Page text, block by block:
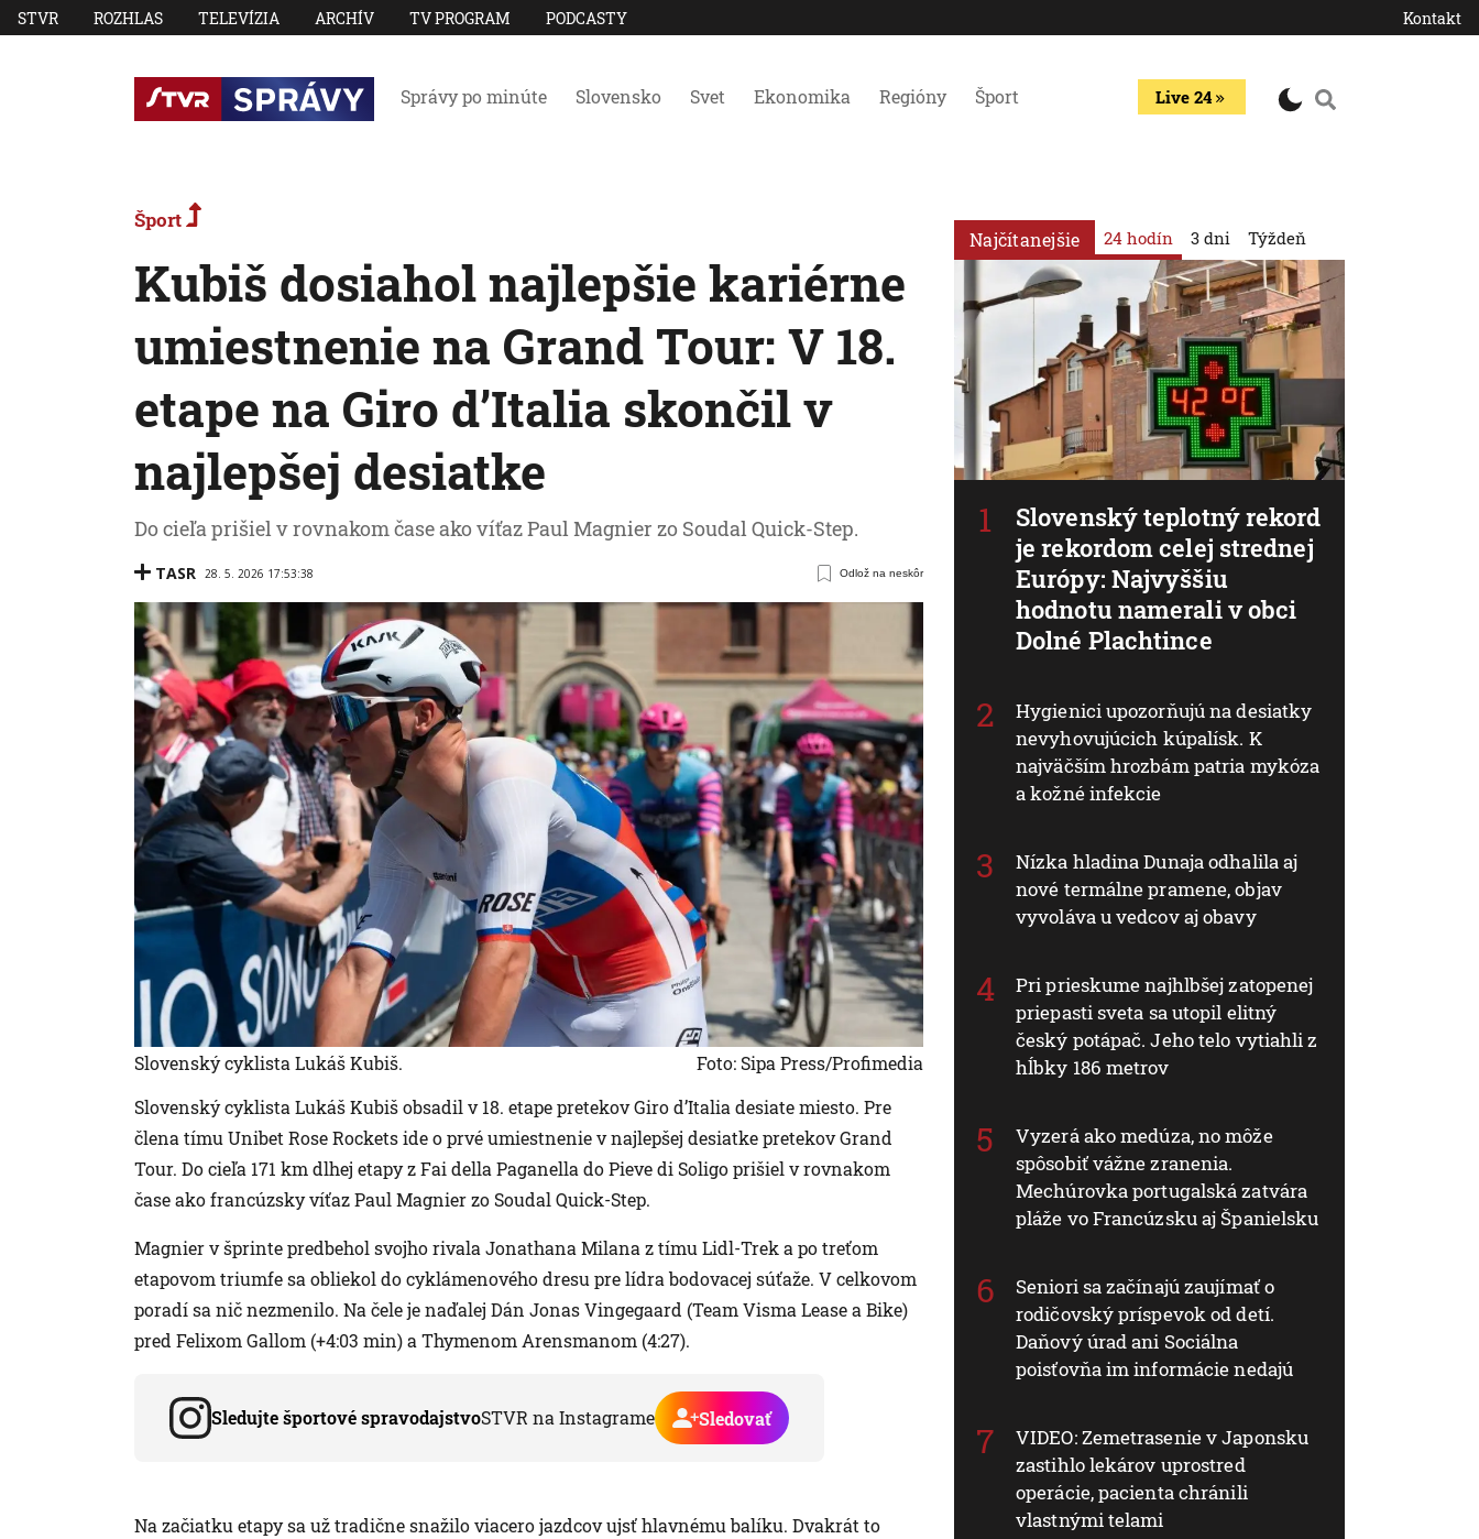
STVR ROZHLAS TELEVÍZIA ARCHÍV TV PROGRAM PODCASTY Kontakt
Správy po minúte Slovensko Svet Ekonomika Regióny Šport Live 24
Šport
Kubiš dosiahol najlepšie kariérne
umiestnenie na Grand Tour: V 18.
etape na Giro d’Italia skončil v
najlepšej desiatke
Do cieľa prišiel v rovnakom čase ako víťaz Paul Magnier zo Soudal Quick-Step.
TASR 28. 5. 2026 17:53:38 Odlož na neskôr
Slovenský cyklista Lukáš Kubiš.
Foto: Sipa Press/Profimedia
Slovenský cyklista Lukáš Kubiš obsadil v 18. etape pretekov Giro d’Italia desiate miesto. Pre
člena tímu Unibet Rose Rockets ide o prvé umiestnenie v najlepšej desiatke pretekov Grand
Tour. Do cieľa 171 km dlhej etapy z Fai della Paganella do Pieve di Soligo prišiel v rovnakom
čase ako francúzsky víťaz Paul Magnier zo Soudal Quick-Step.
Magnier v šprinte predbehol svojho rivala Jonathana Milana z tímu Lidl-Trek a po treťom
etapovom triumfe sa obliekol do cyklámenového dresu pre lídra bodovacej súťaže. V celkovom
poradí sa nič nezmenilo. Na čele je naďalej Dán Jonas Vingegaard (Team Visma Lease a Bike)
pred Felixom Gallom (+4:03 min) a Thymenom Arensmanom (4:27).
Sledujte športové spravodajstvoSTVR na Instagrame Sledovať
Na začiatku etapy sa už tradične snažilo viacero jazdcov ujsť hlavnému balíku. Dvakrát to
Najčítanejšie 24 hodín
Slovenský teplotný rekord
je rekordom celej strednej
Európy: Najvyššiu
hodnotu namerali v obci
Dolné Plachtince
Hygienici upozorňujú na desiatky
nevyhovujúcich kúpalísk. K
najväčším hrozbám patria mykóza
a kožné infekcie
Nízka hladina Dunaja odhalila aj
nové termálne pramene, objav
vyvoláva u vedcov aj obavy
Pri prieskume najhlbšej zatopenej
priepasti sveta sa utopil elitný
český potápač. Jeho telo vytiahli z
hĺbky 186 metrov
Vyzerá ako medúza, no môže
spôsobiť vážne zranenia.
Mechúrovka portugalská zatvára
pláže vo Francúzsku aj Španielsku
Seniori sa začínajú zaujímať o
rodičovský príspevok od detí.
Daňový úrad ani Sociálna
poisťovňa im informácie nedajú
VIDEO: Zemetrasenie v Japonsku
zastihlo lekárov uprostred
operácie, pacienta chránili
vlastnými telami
3 dni Týždeň